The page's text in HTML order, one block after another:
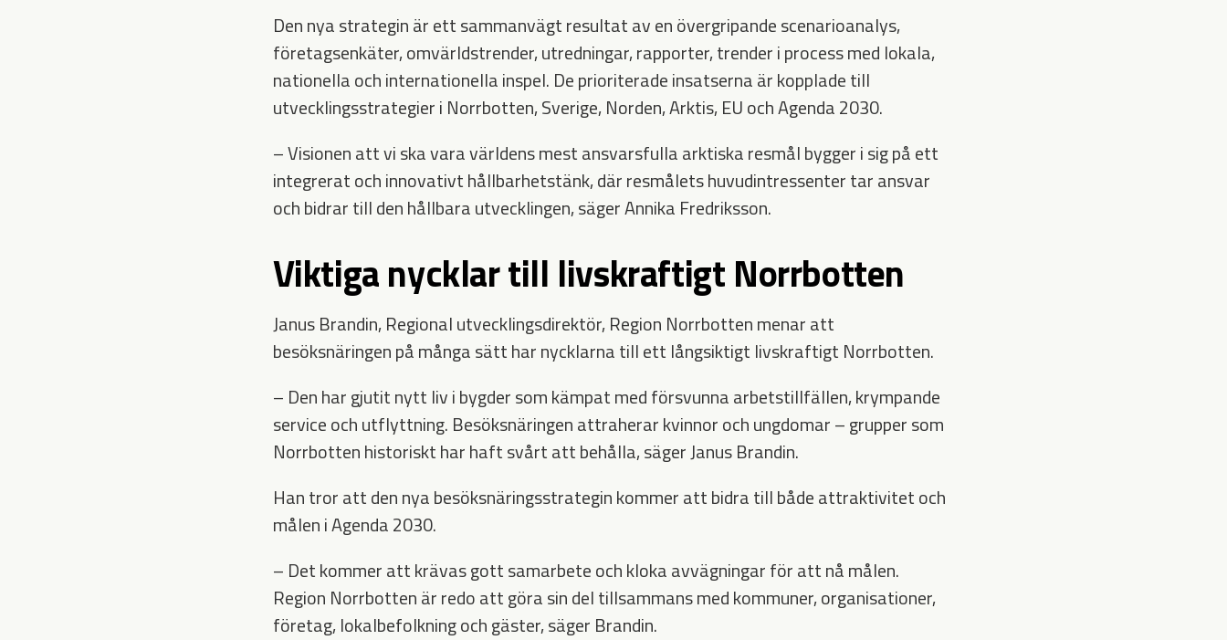
Den nya strategin är ett sammanvägt resultat av en övergripande scenarioanalys,
företagsenkäter, omvärldstrender, utredningar, rapporter, trender i process med lokala,
nationella och internationella inspel. De prioriterade insatserna är kopplade till
utvecklingsstrategier i Norrbotten, Sverige, Norden, Arktis, EU och Agenda 2030.
– Visionen att vi ska vara världens mest ansvarsfulla arktiska resmål bygger i sig på ett
integrerat och innovativt hållbarhetstänk, där resmålets huvudintressenter tar ansvar
och bidrar till den hållbara utvecklingen, säger Annika Fredriksson.
Viktiga nycklar till livskraftigt Norrbotten
Janus Brandin, Regional utvecklingsdirektör, Region Norrbotten menar att
besöksnäringen på många sätt har nycklarna till ett långsiktigt livskraftigt Norrbotten.
– Den har gjutit nytt liv i bygder som kämpat med försvunna arbetstillfällen, krympande
service och utflyttning. Besöksnäringen attraherar kvinnor och ungdomar – grupper som
Norrbotten historiskt har haft svårt att behålla, säger Janus Brandin.
Han tror att den nya besöksnäringsstrategin kommer att bidra till både attraktivitet och
målen i Agenda 2030.
– Det kommer att krävas gott samarbete och kloka avvägningar för att nå målen.
Region Norrbotten är redo att göra sin del tillsammans med kommuner, organisationer,
företag, lokalbefolkning och gäster, säger Brandin.